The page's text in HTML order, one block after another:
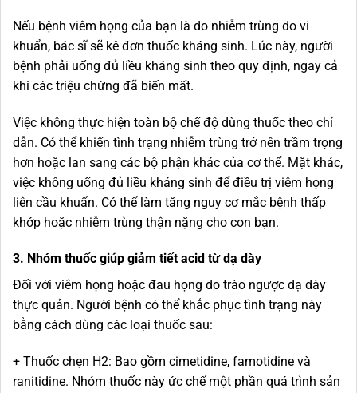
Nếu bệnh viêm họng của bạn là do nhiễm trùng do vi
khuẩn, bác sĩ sẽ kê đơn thuốc kháng sinh. Lúc này, người
bệnh phải uống đủ liều kháng sinh theo quy định, ngay cả
khi các triệu chứng đã biến mất.
Việc không thực hiện toàn bộ chế độ dùng thuốc theo chỉ
dẫn. Có thể khiến tình trạng nhiễm trùng trở nên trầm trọng
hơn hoặc lan sang các bộ phận khác của cơ thể. Mặt khác,
việc không uống đủ liều kháng sinh để điều trị viêm họng
liên cầu khuẩn. Có thể làm tăng nguy cơ mắc bệnh thấp
khớp hoặc nhiễm trùng thận nặng cho con bạn.
3. Nhóm thuốc giúp giảm tiết acid từ dạ dày
Đối với viêm họng hoặc đau họng do trào ngược dạ dày
thực quản. Người bệnh có thể khắc phục tình trạng này
bằng cách dùng các loại thuốc sau:
+ Thuốc chẹn H2: Bao gồm cimetidine, famotidine và
ranitidine. Nhóm thuốc này ức chế một phần quá trình sản